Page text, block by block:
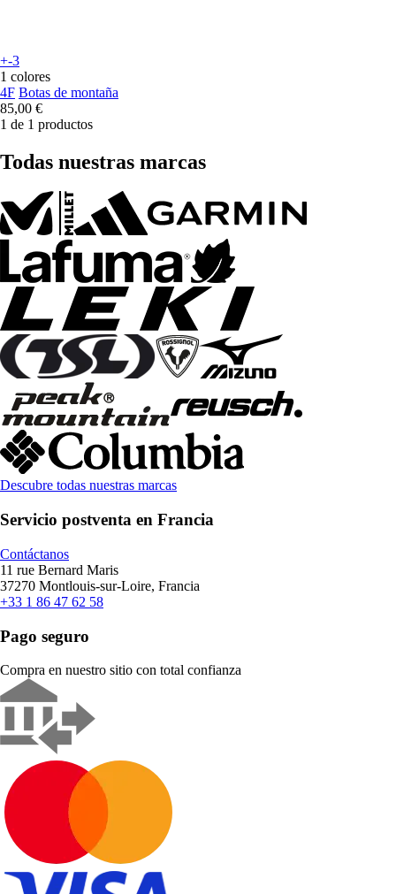
+-3
1 colores
4F Botas de montaña
85,00 €
1 de 1 productos
Todas nuestras marcas
Descubre todas nuestras marcas
Servicio postventa en Francia
Contáctanos
11 rue Bernard Maris
37270 Montlouis-sur-Loire, Francia
+33 1 86 47 62 58
Pago seguro
Compra en nuestro sitio con total confianza